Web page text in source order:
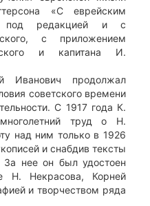
«С еврейским
под редакцией и с
с приложением
и капитана И.
Иванович продолжал
советского времени
С 1917 года К.
труд о Н.
над ним только в 1926
и снабдив тексты
нее он был удостоен
Н. Некрасова, Корней
и творчеством ряда